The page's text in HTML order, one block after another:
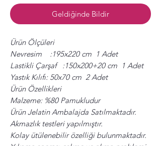
Geldiğinde Bildir
Ürün Ölçüleri
Nevresim :195x220 cm 1 Adet
Lastikli Çarşaf :150x200+20 cm 1 Adet
Yastık Kılıfı: 50x70 cm 2 Adet
Ürün Özellikleri
Malzeme: %80 Pamukludur
Ürün Jelatin Ambalajda Satılmaktadır.
Akmazlık testleri yapılmıştır.
Kolay ütülenebilir özelliği bulunmaktadır.